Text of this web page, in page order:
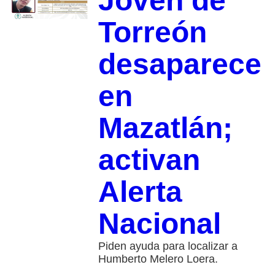
Torreón
desaparece
en
Mazatlán;
activan
Alerta
Nacional
Piden ayuda para localizar a
Humberto Melero Loera.